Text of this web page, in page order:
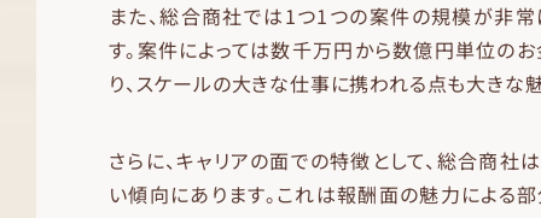
また、総合商社では1つ1つの案件の規模が非
す。案件によっては数千万円から数億円単位の
り、スケールの大きな仕事に携われる点も大きな
さらに、キャリアの面での特徴として、総合商社
い傾向にあります。これは報酬面の魅力による部